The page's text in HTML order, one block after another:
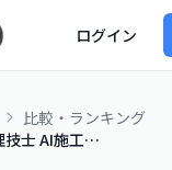
ログイン
比較・ランキング
電気工事施工管理技士 AI施工管理ツール 比較 副業 2026｜施工写真整理を時短するAI施工管理ツールを副業目線で比較